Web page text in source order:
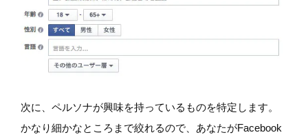
次に、ペルソナが興味を持っているものを特定します。
かなり細かなところまで絞れるので、あなたがFacebook